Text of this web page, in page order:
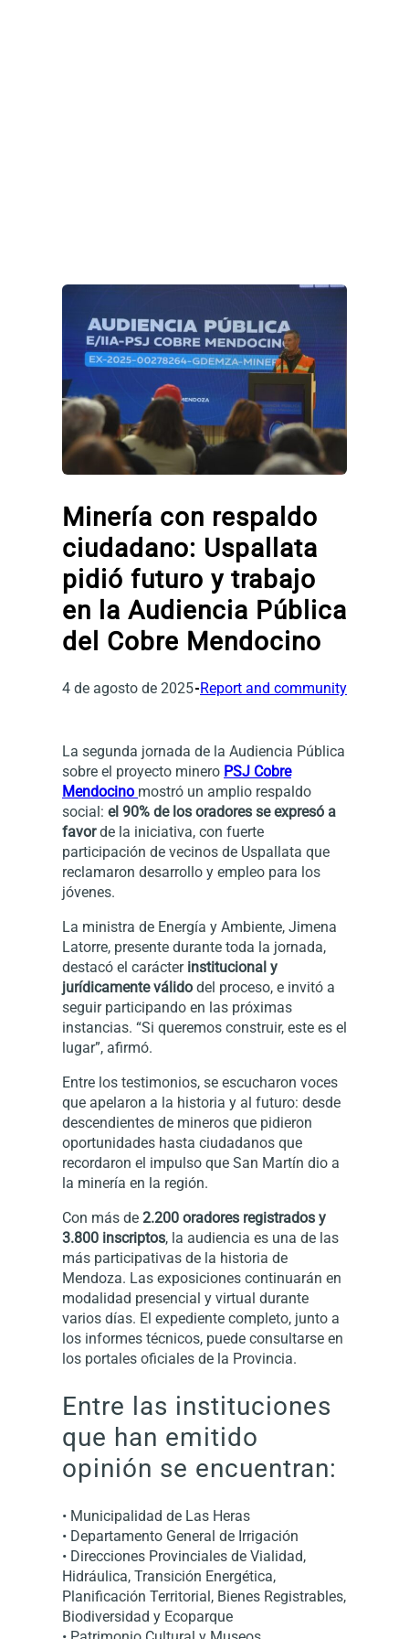
Minería con respaldo
ciudadano: Uspallata
pidió futuro y trabajo
en la Audiencia Pública
del Cobre Mendocino
4 de agosto de 2025 Report and community
La segunda jornada de la Audiencia Pública
sobre el proyecto minero PSJ Cobre
Mendocino mostró un amplio respaldo
social: el 90% de los oradores se expresó a
favorde la iniciativa, con fuerte
participación de vecinos de Uspallata que
reclamaron desarrollo y empleo para los
jóvenes.
La ministra de Energía y Ambiente, Jimena
Latorre, presente durante toda la jornada,
destacó el carácter institucional y
jurídicamente válido del proceso, e invitó a
seguir participando en las próximas
instancias. “Si queremos construir, este es el
lugar”, afirmó.
Entre los testimonios, se escucharon voces
que apelaron a la historia y al futuro: desde
descendientes de mineros que pidieron
oportunidades hasta ciudadanos que
recordaron el impulso que San Martín dio a
la minería en la región.
Con más de 2.200 oradores registrados y
3.800 inscriptos, la audiencia es una de las
más participativas de la historia de
Mendoza. Las exposiciones continuarán en
modalidad presencial y virtual durante
varios días. El expediente completo, junto a
los informes técnicos, puede consultarse en
los portales oficiales de la Provincia.
Entre las instituciones
que han emitido
opinión se encuentran:
• Municipalidad de Las Heras
• Departamento General de Irrigación
• Direcciones Provinciales de Vialidad,
Hidráulica, Transición Energética,
Planificación Territorial, Bienes Registrables,
Biodiversidad y Ecoparque